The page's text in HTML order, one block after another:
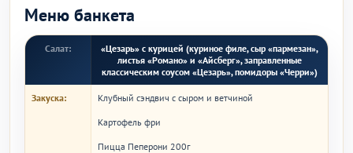
Меню банкета
Салат:
«Цезарь» с курицей (куриное филе, сыр «пармезан»,
листья «Романо» и «Айсберг», заправленные
классическим соусом «Цезарь», помидоры «Черри»)
Закуска: Клубный сэндвич с сыром и ветчиной
Картофель фри
Пицца Пеперони 200г